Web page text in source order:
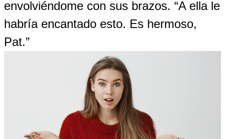
envolviéndome con sus brazos. “A ella le
habría encantado esto. Es hermoso,
Pat.”